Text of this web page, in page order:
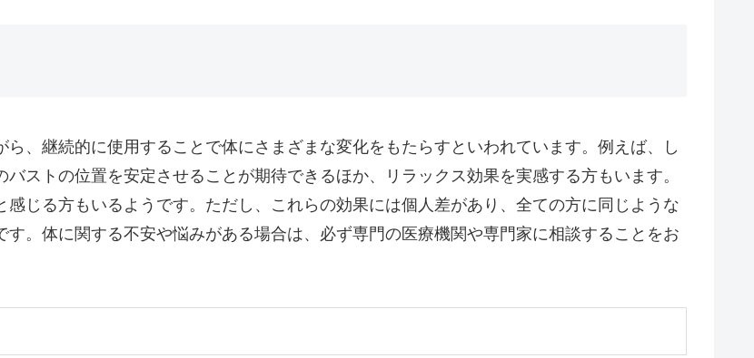
、継続的に使用することで体にさまざまな変化をもたらすといわれています。例えば、し
ストの位置を安定させることが期待できるほか、リラックス効果を実感する方もいます。
じる方もいるようです。ただし、これらの効果には個人差があり、全ての方に同じような
。体に関する不安や悩みがある場合は、必ず専門の医療機関や専門家に相談することをお